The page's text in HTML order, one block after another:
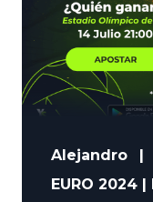
Alejandro
EURO 2024